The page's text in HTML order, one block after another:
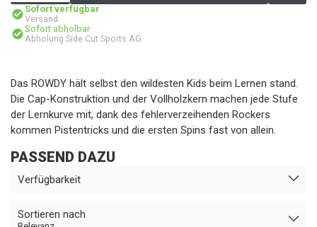
Sofort verfügbar
Versand
Sofort abholbar
Abholung Side Cut Sports AG
Das ROWDY hält selbst den wildesten Kids beim Lernen stand.
Die Cap-Konstruktion und der Vollholzkern machen jede Stufe
der Lernkurve mit, dank des fehlerverzeihenden Rockers
kommen Pistentricks und die ersten Spins fast von allein.
PASSEND DAZU
Verfügbarkeit
Sortieren nach